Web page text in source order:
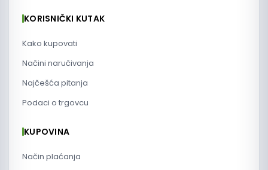
KORISNIČKI KUTAK
Kako kupovati
Načini naručivanja
Najčešća pitanja
Podaci o trgovcu
KUPOVINA
Način plaćanja